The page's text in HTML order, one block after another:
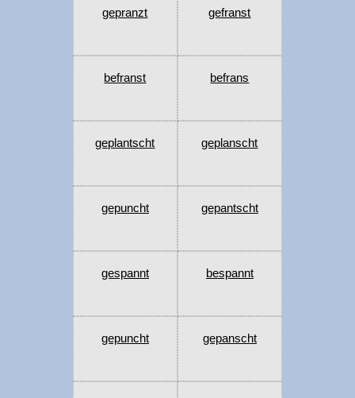
gepranzt gefranst
befranst befrans
geplantscht geplanscht
gepuncht gepantscht
gespannt bespannt
gepuncht gepanscht